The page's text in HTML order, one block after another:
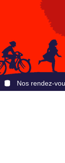
Nos rendez-